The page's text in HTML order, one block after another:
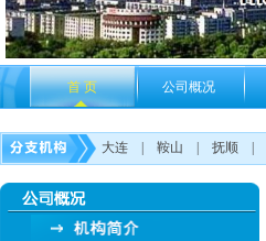
首 页 公司概况
大连 鞍山 抚顺